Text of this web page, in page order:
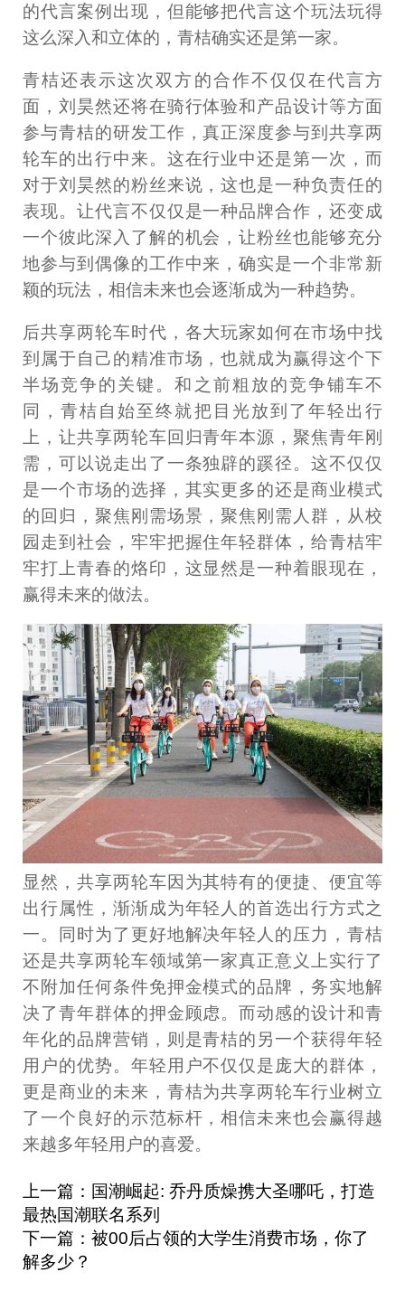
的代言案例出现，但能够把代言这个玩法玩得
这么深入和立体的，青桔确实还是第一家。
青桔还表示这次双方的合作不仅仅在代言方
面，刘昊然还将在骑行体验和产品设计等方面
参与青桔的研发工作，真正深度参与到共享两
轮车的出行中来。这在行业中还是第一次，而
对于刘昊然的粉丝来说，这也是一种负责任的
表现。让代言不仅仅是一种品牌合作，还变成
一个彼此深入了解的机会，让粉丝也能够充分
地参与到偶像的工作中来，确实是一个非常新
颖的玩法，相信未来也会逐渐成为一种趋势。
后共享两轮车时代，各大玩家如何在市场中找
到属于自己的精准市场，也就成为赢得这个下
半场竞争的关键。和之前粗放的竞争铺车不
同，青桔自始至终就把目光放到了年轻出行
上，让共享两轮车回归青年本源，聚焦青年刚
需，可以说走出了一条独辟的蹊径。这不仅仅
是一个市场的选择，其实更多的还是商业模式
的回归，聚焦刚需场景，聚焦刚需人群，从校
园走到社会，牢牢把握住年轻群体，给青桔牢
牢打上青春的烙印，这显然是一种着眼现在，
赢得未来的做法。
显然，共享两轮车因为其特有的便捷、便宜等
出行属性，渐渐成为年轻人的首选出行方式之
一。同时为了更好地解决年轻人的压力，青桔
还是共享两轮车领域第一家真正意义上实行了
不附加任何条件免押金模式的品牌，务实地解
决了青年群体的押金顾虑。而动感的设计和青
年化的品牌营销，则是青桔的另一个获得年轻
用户的优势。年轻用户不仅仅是庞大的群体，
更是商业的未来，青桔为共享两轮车行业树立
了一个良好的示范标杆，相信未来也会赢得越
来越多年轻用户的喜爱。
上一篇：国潮崛起: 乔丹质燥携大圣哪吒，打造
最热国潮联名系列
下一篇：被00后占领的大学生消费市场，你了
解多少？